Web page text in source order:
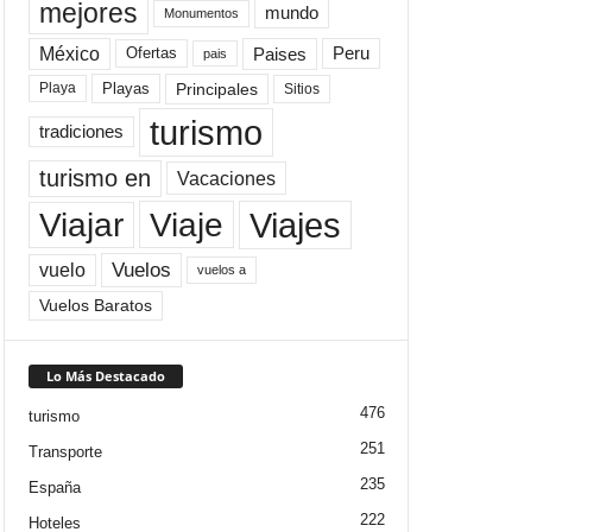
mejores Monumentos mundo
México Ofertas pais Paises Peru
Playa Playas Principales Sitios
tradiciones turismo
turismo en Vacaciones
Viajar Viaje Viajes
vuelo Vuelos vuelos a
Vuelos Baratos
Lo Más Destacado
turismo 476
Transporte 251
España 235
Hoteles 222